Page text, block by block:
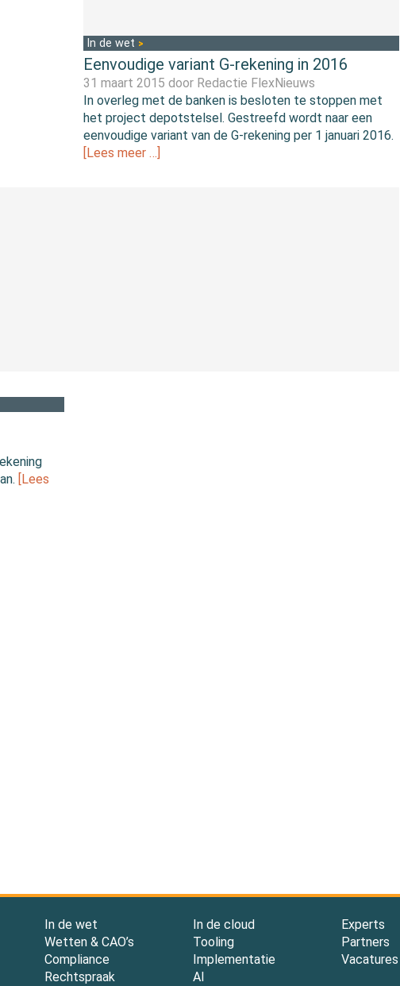
In de wet
Eenvoudige variant G-rekening in 2016
31 maart 2015 door Redactie FlexNieuws
In overleg met de banken is besloten te stoppen met
het project depotstelsel. Gestreefd wordt naar een
eenvoudige variant van de G-rekening per 1 januari 2016.
[Lees meer …]
[Lees
In de wet
Wetten & CAO’s
Compliance
Rechtspraak
In de cloud
Tooling
Implementatie
AI
Experts
Partners
Vacatures